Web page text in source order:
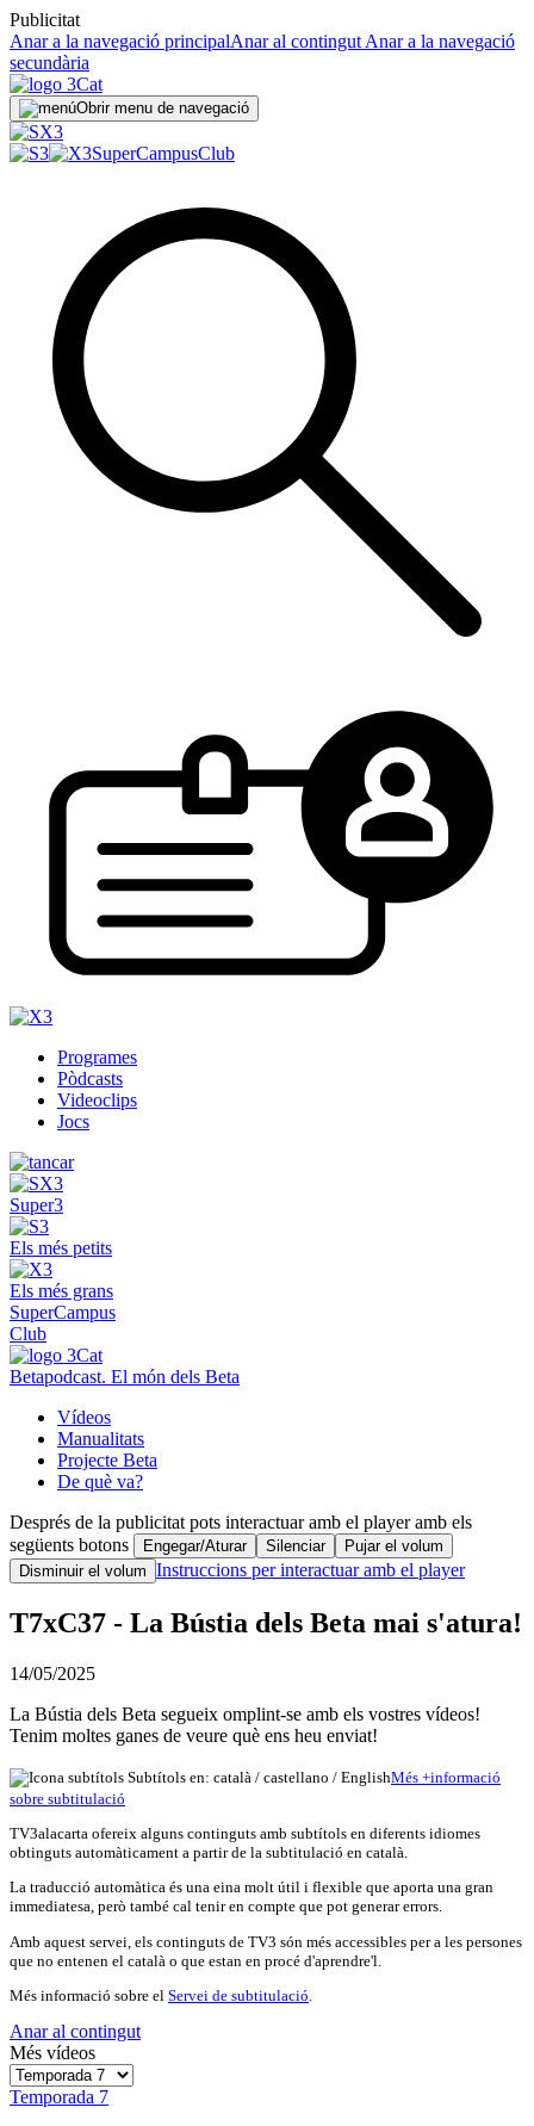
Publicitat
Anar a la navegació principalAnar al contingut Anar a la navegació
secundària
Obrir menu de navegació
SuperCampusClub
Programes
Pòdcasts
Videoclips
Jocs
Super3
Els més petits
Els més grans
SuperCampus
Club
Betapodcast. El món dels Beta
Vídeos
Manualitats
Projecte Beta
De què va?
Després de la publicitat pots interactuar amb el player amb els
següents botons
Engegar/Aturar Silenciar
Pujar el volum
Disminuir el volum Instruccions per interactuar amb el player
T7xC37 - La Bústia dels Beta mai s'atura!
14/05/2025
La Bústia dels Beta segueix omplint-se amb els vostres vídeos!
Tenim moltes ganes de veure què ens heu enviat!
Subtítols en: català / castellano / EnglishMés +informació
sobre subtitulació
TV3alacarta ofereix alguns continguts amb subtítols en diferents idiomes
obtinguts automàticament a partir de la subtitulació en català.
La traducció automàtica és una eina molt útil i flexible que aporta una gran
immediatesa, però també cal tenir en compte que pot generar errors.
Amb aquest servei, els continguts de TV3 són més accessibles per a les persones
que no entenen el català o que estan en procé d'aprendre'l.
Més informació sobre el Servei de subtitulació
Anar al contingut
Més vídeos
Temporada 7